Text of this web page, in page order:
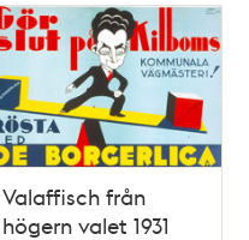
Valaffisch från
högern valet 1931